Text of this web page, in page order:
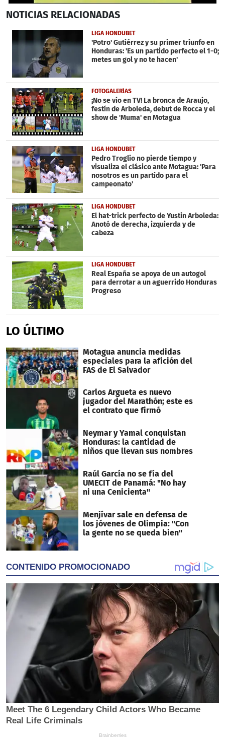
seconds
27
NOTICIAS RELACIONADAS
LIGA HONDUBET
'Potro' Gutiérrez y su primer triunfo en
Honduras: 'Es un partido perfecto el 1-0;
metes un gol y no te hacen'
FOTOGALERÍAS
¡No se vio en TV! La bronca de Araujo,
festín de Arboleda, debut de Rocca y el
show de 'Muma' en Motagua
LIGA HONDUBET
Pedro Troglio no pierde tiempo y
visualiza el clásico ante Motagua: 'Para
nosotros es un partido para el
campeonato'
LIGA HONDUBET
El hat-trick perfecto de Yustin Arboleda:
Anotó de derecha, izquierda y de
cabeza
LIGA HONDUBET
Real España se apoya de un autogol
para derrotar a un aguerrido Honduras
Progreso
LO ÚLTIMO
Motagua anuncia medidas
especiales para la afición del
FAS de El Salvador
Carlos Argueta es nuevo
jugador del Marathón; este es
el contrato que firmó
Neymar y Yamal conquistan
Honduras: la cantidad de
niños que llevan sus nombres
Raúl García no se fía del
UMECIT de Panamá: "No hay
ni una Cenicienta"
Menjívar sale en defensa de
los jóvenes de Olimpia: "Con
la gente no se queda bien"